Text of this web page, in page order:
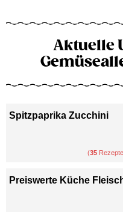
Aktuelle
Spitzpaprika Zucchini
(35
Preiswerte Küche